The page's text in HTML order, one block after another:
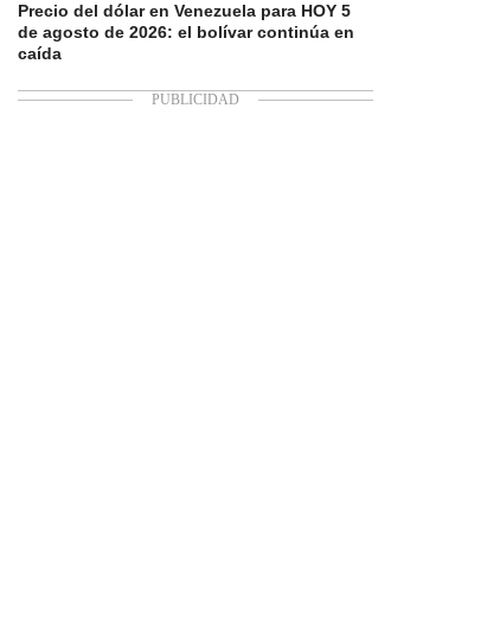
Precio del dólar en Venezuela para HOY 5
de agosto de 2026: el bolívar continúa en
caída